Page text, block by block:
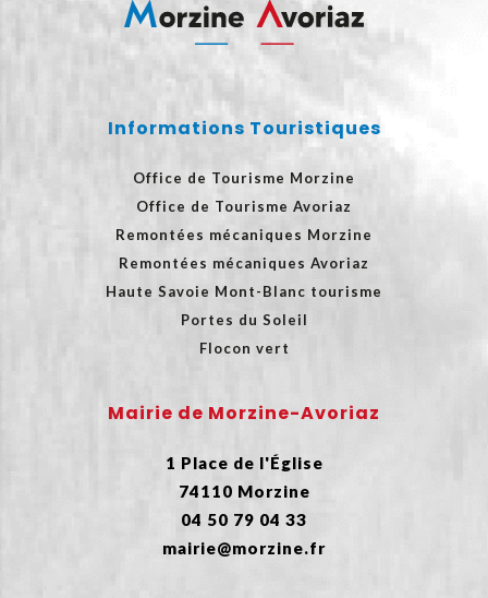
Informations Touristiques
Office de Tourisme Morzine
Office de Tourisme Avoriaz
Remontées mécaniques Morzine
Remontées mécaniques Avoriaz
Haute Savoie Mont-Blanc tourisme
Portes du Soleil
Flocon vert
Mairie de Morzine-Avoriaz
1 Place de l'Église
74110 Morzine
04 50 79 04 33
mairie@morzine.fr